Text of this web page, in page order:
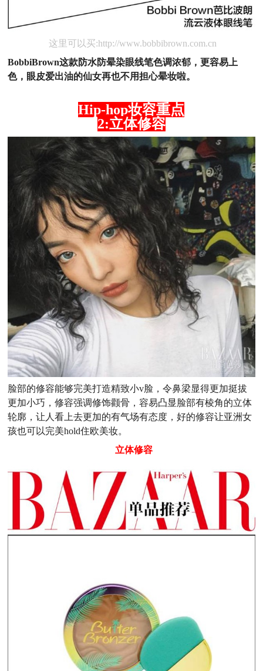
这里可以买:http://www.bobbibrown.com.cn
BobbiBrown这款防水防晕染眼线笔色调浓郁，更容易上
色，眼皮爱出油的仙女再也不用担心晕妆啦。
Hip-hop妆容重点
2:立体修容
脸部的修容能够完美打造精致小v脸，令鼻梁显得更加挺拔
更加小巧，修容强调修饰颧骨，容易凸显脸部有棱角的立体
轮廓，让人看上去更加的有气场有态度，好的修容让亚洲女
孩也可以完美hold住欧美妆。
立体修容